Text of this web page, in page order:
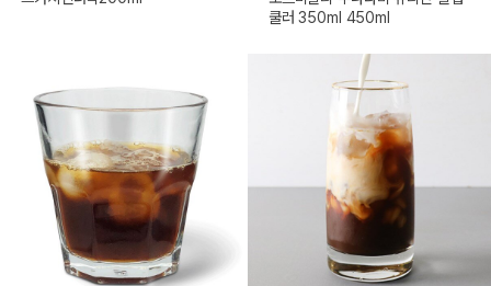
쿨러 350ml 450ml